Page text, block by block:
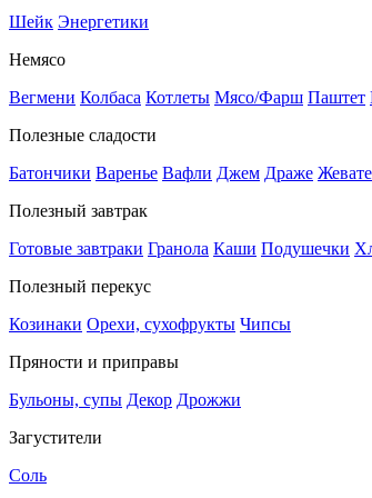
Шейк Энергетики
Немясо
Вегмени Колбаса Котлеты Мясо/Фарш Паштет
Полезные сладости
Батончики Варенье Вафли Джем Драже
Полезный завтрак
Готовые завтраки Гранола Каши Подушечки
Полезный перекус
Козинаки Орехи, сухофрукты Чипсы
Пряности и приправы
Бульоны, супы Декор Дрожжи
Загустители
Соль